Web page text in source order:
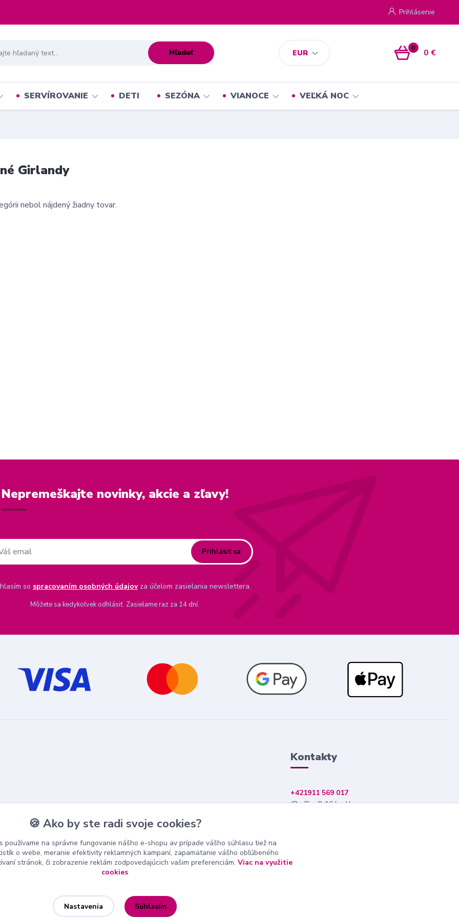
EUR
Prihlásenie
Hľadať 0 0 €
SERVÍROVANIE DETI SEZÓNA VIANOCE VEĽKÁ NOC
Girlandy
nebol nájdený žiadny tovar.
Nepremeškajte novinky, akcie a zľavy!
Prihlásiť sa
so spracovaním osobných údajovza účelom zasielania newslettera.
Môžete sa kedykoľvek odhlásiť. Zasielame raz za 14 dní.
Kontakty
+421911 569 017
(Po-Pia, 8-16 hod.)
🍪 Ako by ste radi svoje cookies?
používame na správne fungovanie nášho e-shopu av prípade vášho súhlasu tiež na
o webe, meranie efektivity reklamných kampaní, zapamätanie vášho obľúbeného
stránok, či zobrazenie reklám zodpovedajúcich vašim preferenciám. Viac na využitie
cookies
Nastavenia Súhlasím